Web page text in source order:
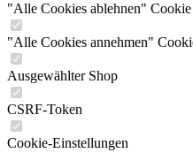
"Alle Cookies ablehnen" Cookie
"Alle Cookies annehmen"
Ausgewählter Shop
CSRF-Token
Cookie-Einstellungen